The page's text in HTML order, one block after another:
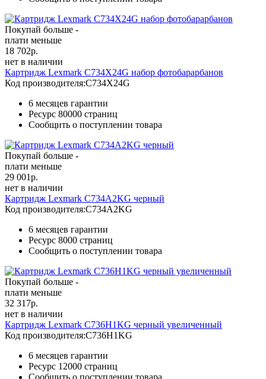
Покупай больше -
плати меньше
18 702р.
нет в наличии
Картридж Lexmark C734X24G набор фотобарарбанов
Код производителя:C734X24G
6 месяцев гарантии
Ресурс 80000 страниц
Сообщить о поступлении товара
Покупай больше -
плати меньше
29 001р.
нет в наличии
Картридж Lexmark C734A2KG черный
Код производителя:C734A2KG
6 месяцев гарантии
Ресурс 8000 страниц
Сообщить о поступлении товара
Покупай больше -
плати меньше
32 317р.
нет в наличии
Картридж Lexmark C736H1KG черный увеличенный
Код производителя:C736H1KG
6 месяцев гарантии
Ресурс 12000 страниц
Сообщить о поступлении товара